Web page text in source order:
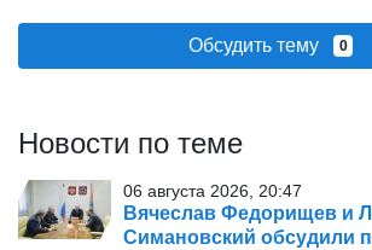
Обсудить тему 0
Новости по теме
06 августа 2026, 20:47
Вячеслав Федорищев и
Симановский обсудили